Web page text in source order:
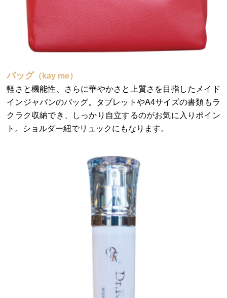
バッグ （kay me）
軽さと機能性、さらに華やかさと上質さを目指したメイド
インジャパンのバッグ。タブレットやA4サイズの書類もラ
クラク収納でき、しっかり自立するのがお気に入りポイン
ト。ショルダー紐でリュックにもなります。